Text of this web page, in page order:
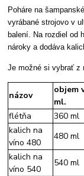
Poháre na
vyrábané strojovo v
balení. Na rozdiel od
nároky a dodáva
Je možné si vybrať z
názov
objem
ml.
flétňa
360 ml
kalich na
víno 480
480 ml
kalich na
víno 540
540 ml